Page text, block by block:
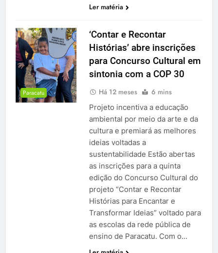
Ler matéria
Paracatu
‘Contar e Recontar
Histórias’ abre inscrições
para Concurso Cultural em
sintonia com a COP 30
Há 12 meses 6 mins
Projeto incentiva a educação
ambiental por meio da arte e da
cultura e premiará as melhores
ideias voltadas a
sustentabilidade Estão abertas
as inscrições para a quinta
edição do Concurso Cultural do
projeto “Contar e Recontar
Histórias para Encantar e
Transformar Ideias” voltado para
as escolas da rede pública de
ensino de Paracatu. Com o…